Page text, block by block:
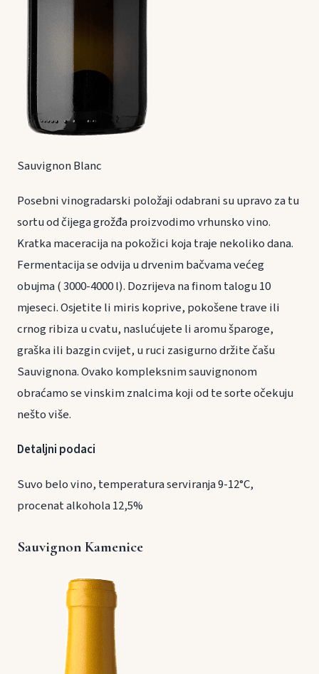
Sauvignon Blanc
Posebni vinogradarski položaji odabrani su upravo za tu
sortu od čijega grožđa proizvodimo vrhunsko vino.
Kratka maceracija na pokožici koja traje nekoliko dana.
Fermentacija se odvija u drvenim bačvama većeg
obujma ( 3000-4000 l). Dozrijeva na finom talogu 10
mjeseci. Osjetite li miris koprive, pokošene trave ili
crnog ribiza u cvatu, naslućujete li aromu šparoge,
graška ili bazgin cvijet, u ruci zasigurno držite čašu
Sauvignona. Ovako kompleksnim sauvignonom
obraćamo se vinskim znalcima koji od te sorte očekuju
nešto više.
Detaljni podaci
Suvo belo vino, temperatura serviranja 9-12°C,
procenat alkohola 12,5%
Sauvignon Kamenice